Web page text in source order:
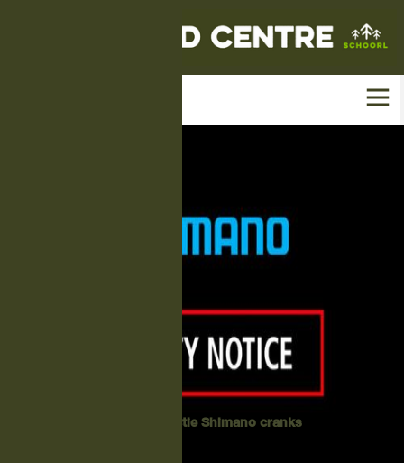
Terugroepactie Shimano cranks